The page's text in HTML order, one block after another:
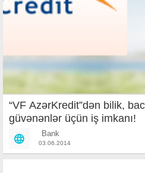
“VF AzərKredit”dən bilik,
güvənənlər üçün iş imkanı!
Bank
03.06.2014